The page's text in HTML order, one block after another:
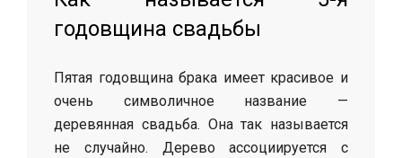
годовщина свадьбы
Пятая годовщина брака имеет красивое и
очень символичное название —
деревянная свадьба. Она так называется
не случайно. Дерево ассоциируется с